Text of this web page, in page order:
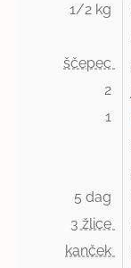
1/2 kg
ščepec
2
1
5 dag
3 žlice
kanček